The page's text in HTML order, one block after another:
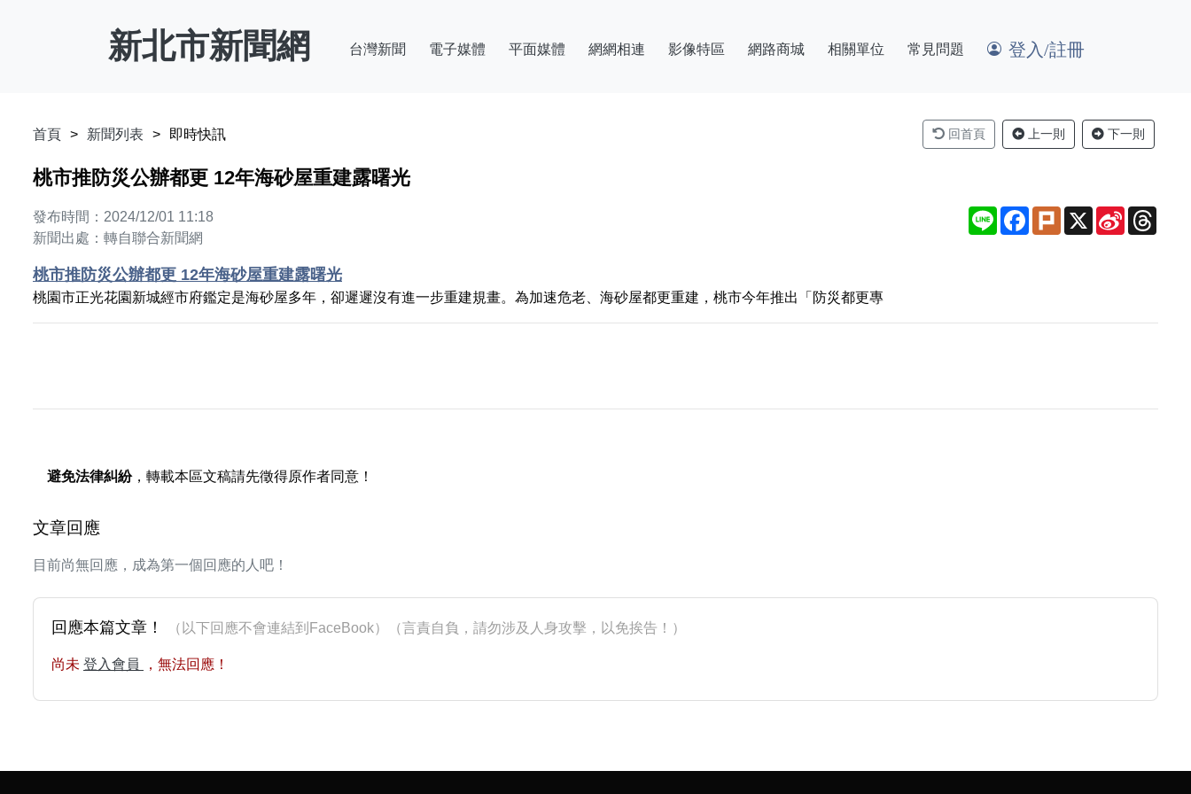
新北市新聞網 台灣新聞 電子媒體 平面媒體 網網相連 影像特區 網路商城 相關單位 常見問題 登入/註冊
首頁 新聞列表 即時快訊 回首頁 上一則 下一則
桃市推防災公辦都更 12年海砂屋重建露曙光
發布時間：2024/12/01 11:18
新聞出處：轉自聯合新聞網
Line Facebook
Plurk X
Sina
Weibo
桃市推防災公辦都更 12年海砂屋重建露曙光
桃園市正光花園新城經市府鑑定是海砂屋多年，卻遲遲沒有進一步重建規畫。為加速危老、海砂屋都更重建，桃市今年推出「防災都更專
避免法律糾紛，轉載本區文稿請先徵得原作者同意！
文章回應
目前尚無回應，成為第一個回應的人吧！
回應本篇文章！ （以下回應不會連結到FaceBook）（言責自負，請勿涉及人身攻擊，以免挨告！）
尚未 登入會員 ，無法回應！